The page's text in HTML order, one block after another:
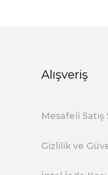
Alışveriş
Mesafeli
Gizlilik ve